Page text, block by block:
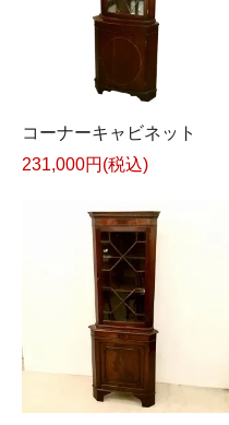
コーナーキャビネット
231,000円(税込)